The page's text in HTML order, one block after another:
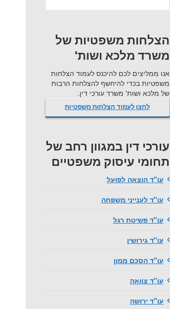
הצלחות משפטיות של
משרד מלכא ושות'
אנו ממליצים לכם להיכנס לעמוד הצלחות
משפטיות בכדי להיחשף להצלחות הרבות
של מלכא ושות' משרד עורכי דין.
לחצו לעמוד הצלחות משפטיות
עורכי דין במגוון רחב של
תחומי עיסוק משפטיים
עו"ד הוצאה לפועל
עו"ד לענייני משפחה
עו"ד פשיטת רגל
עו"ד גירושין
עו"ד הסכם ממון
עו"ד צוואה
עו"ד ירושה